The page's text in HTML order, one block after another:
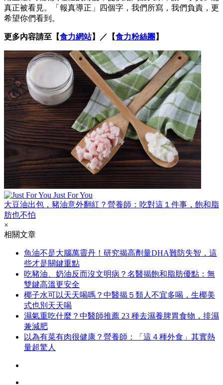
真正被看見。「報真導正」四個字，我們所寫，我們負責，更
希望你們看到。
更多內容請至【食力網站】／【食力粉絲團 】
Just For You
大豆油出包，豬油意外翻紅？營養師：吃對這１件事，飽和脂
肪也不怕
×
相關文章
魚油不是大腦萬靈丹！研究揭高劑量DHA難防失智，這
些才是關鍵重點
吃豬油、奶油反而沒文明病？名醫揭飽和脂肪優點：無
雙鍵高溫更安全
椰子水可以天天喝嗎？中醫揭５類人不宜多喝，生椰美
式也別天天喝
濕氣重吃什麼？中醫師推薦 23 種去濕養脾胃食物，排濕
兼減肥
以為有菜有肉很健康？營養師：「這４種外食」其實熱
量超驚人